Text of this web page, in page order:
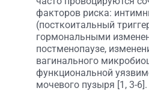
факторов риска:
(посткоитальный
гормональными
постменопаузе,
вагинального
функциональной
мочевого пузыря [1, 3-6].